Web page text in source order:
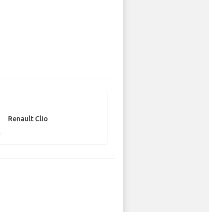
Renault Clio